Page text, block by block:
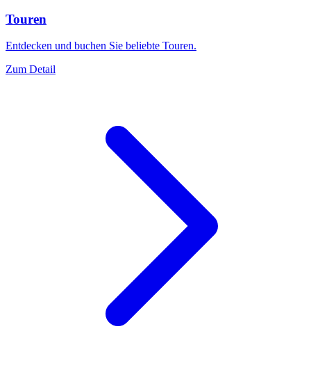
Touren
Entdecken und buchen Sie beliebte Touren.
Zum Detail